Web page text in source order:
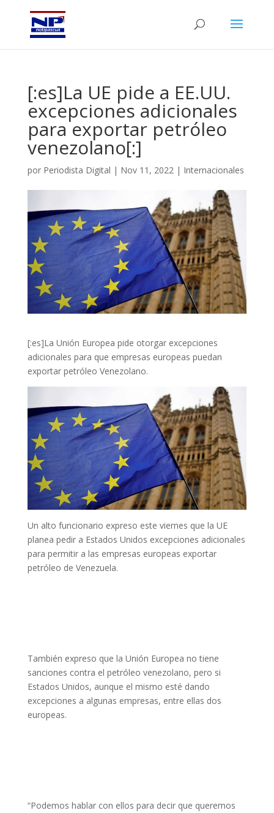
[:es]La UE pide a EE.UU.
excepciones adicionales
para exportar petróleo
venezolano[:]
por Periodista Digital | Nov 11, 2022| Internacionales
[:es]La Unión Europea pide otorgar excepciones
adicionales para que empresas europeas puedan
exportar petróleo Venezolano.
Un alto funcionario expreso este viernes que la UE
planea pedir a Estados Unidos excepciones adicionales
para permitir a las empresas europeas exportar
petróleo de Venezuela.
También expreso que la Unión Europea no tiene
sanciones contra el petróleo venezolano, pero si
Estados Unidos, aunque el mismo esté dando
excepciones a algunas empresas, entre ellas dos
europeas.
“Podemos hablar con ellos para decir que queremos